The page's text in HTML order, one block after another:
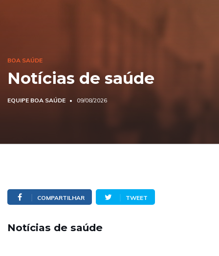
BOA SAÚDE
Notícias de saúde
EQUIPE BOA SAÚDE 09/08/2026
COMPARTILHAR TWEET
Notícias de saúde